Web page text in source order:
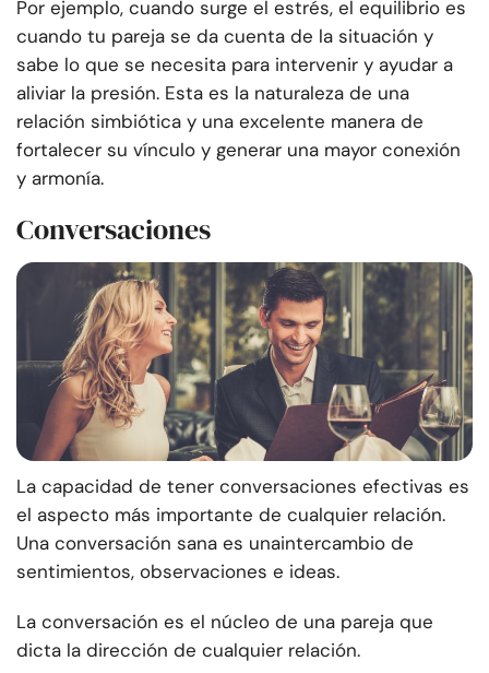
Por ejemplo, cuando surge el estrés, el equilibrio es
cuando tu pareja se da cuenta de la situación y
sabe lo que se necesita para intervenir y ayudar a
aliviar la presión. Esta es la naturaleza de una
relación simbiótica y una excelente manera de
fortalecer su vínculo y generar una mayor conexión
y armonía.
Conversaciones
La capacidad de tener conversaciones efectivas es
el aspecto más importante de cualquier relación.
Una conversación sana es unaintercambio de
sentimientos, observaciones e ideas.
La conversación es el núcleo de una pareja que
dicta la dirección de cualquier relación.